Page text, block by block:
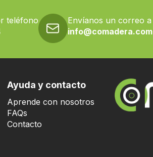
teléfono
Envíanos un correo a
info@comadera.com
Ayuda y contacto
Aprende con nosotros
FAQs
Contacto